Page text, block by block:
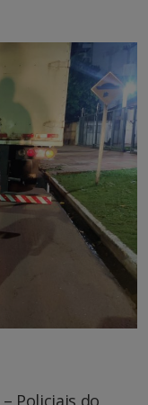
– Policiais do